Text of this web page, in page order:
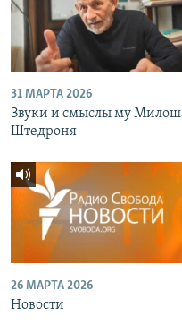
31 МАРТА 2026
Звуки и смыслы му
Штедроня
26 МАРТА 2026
Новости